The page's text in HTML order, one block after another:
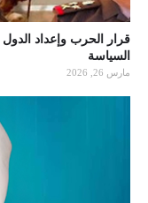
قرار الحرب وإعداد
السياسة
مارس 26, 2026